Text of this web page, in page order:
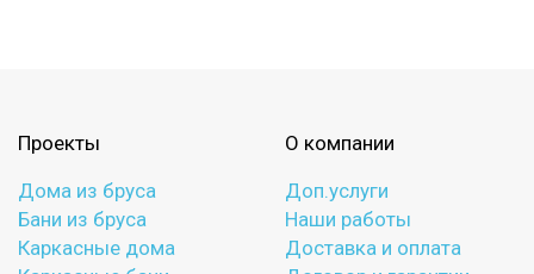
Проекты
Дома из бруса
Бани из бруса
Каркасные дома
О компании
Доп.услуги
Наши работы
Доставка и оплата